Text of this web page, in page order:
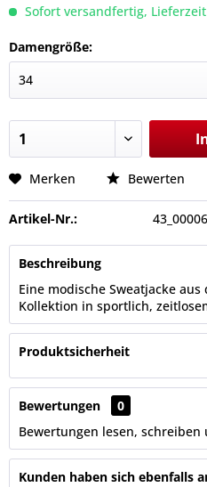
Sofort versandfertig,
Damengröße:
Merken Bewerten
Artikel-Nr.:
Beschreibung
Eine modische Sweatjacke
Kollektion in sportlich,
Produktsicherheit
Bewertungen
0
Bewertungen lesen,
Kunden haben sich ebenfalls